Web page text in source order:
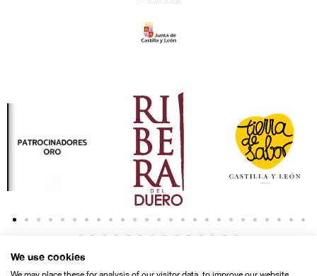
We use cookies